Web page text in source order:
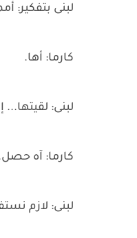
لبنى بتفكير:
كارما: أها.
لبنى:
كارما: آه
لبنى: لازم